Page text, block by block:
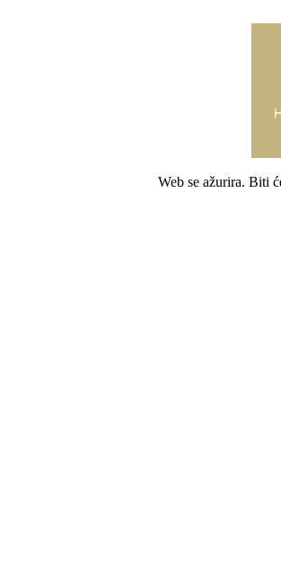
Web se ažurira. Biti